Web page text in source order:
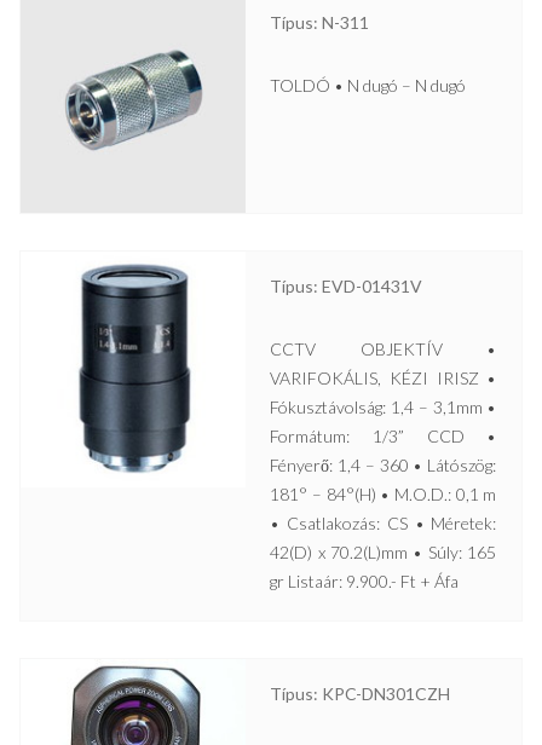
Típus: N-311
TOLDÓ • N dugó – N dugó
Típus: EVD-01431V
CCTV OBJEKTÍV •
VARIFOKÁLIS, KÉZI IRISZ •
Fókusztávolság: 1,4 – 3,1mm •
Formátum: 1/3” CCD •
Fényerő: 1,4 – 360 • Látószög:
181° – 84°(H) • M.O.D.: 0,1 m
• Csatlakozás: CS • Méretek:
42(D) x 70.2(L)mm • Súly: 165
gr Listaár: 9.900.- Ft + Áfa
Típus: KPC-DN301CZH